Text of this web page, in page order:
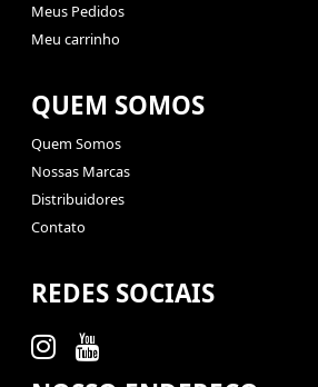
Meus Pedidos
Meu carrinho
QUEM SOMOS
Quem Somos
Nossas Marcas
Distribuidores
Contato
REDES SOCIAIS